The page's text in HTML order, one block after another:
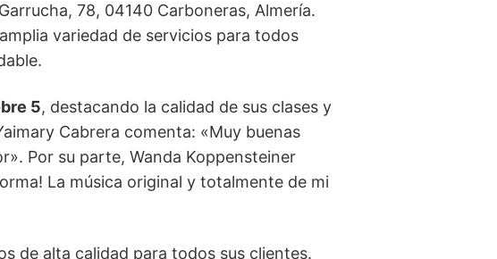
78, 04140 Carboneras, Almería.
variedad de servicios para todos
5, destacando la calidad de sus clases y
Cabrera comenta: «Muy buenas
Por su parte, Wanda Koppensteiner
La música original y totalmente de mi
de alta calidad para todos sus clientes.